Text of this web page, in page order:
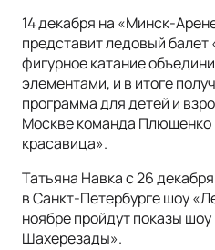
14 декабря на «Минск-
представит ледовый
фигурное катание
элементами, и в итоге
программа для детей и
Москве команда Плющенко
красавица».
Татьяна Навка с 26
в Санкт-Петербурге шоу
ноябре пройдут показы
Шахерезады».